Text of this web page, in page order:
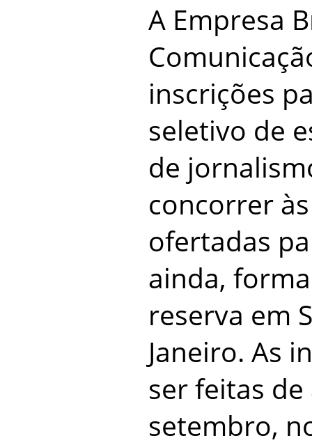
A Empresa
inscrições
seletivo de
de
concorrer
ofertadas
ainda,
reserva em
Janeiro. As
ser feitas
setembro,